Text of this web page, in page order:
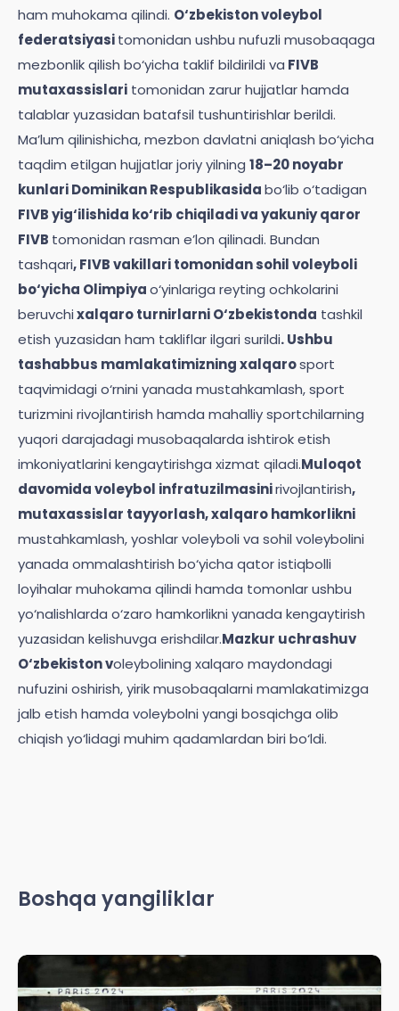
ham muhokama qilindi. O‘zbekiston voleybol
federatsiyasitomonidan ushbu nufuzli musobaqaga
mezbonlik qilish bo‘yicha taklif bildirildi va FIVB
mutaxassislari tomonidan zarur hujjatlar hamda
talablar yuzasidan batafsil tushuntirishlar berildi.
Ma’lum qilinishicha, mezbon davlatni aniqlash bo‘yicha
taqdim etilgan hujjatlar joriy yilning 18–20 noyabr
kunlari Dominikan Respublikasidabo‘lib o‘tadigan
FIVB yig‘ilishida ko‘rib chiqiladi va yakuniy qaror
FIVB tomonidan rasman e’lon qilinadi. Bundan
tashqari, FIVB vakillari tomonidan sohil voleyboli
bo‘yicha Olimpiyao‘yinlariga reyting ochkolarini
beruvchixalqaro turnirlarni O‘zbekistonda tashkil
etish yuzasidan ham takliflar ilgari surildi. Ushbu
tashabbus mamlakatimizning xalqarosport
taqvimidagi o‘rnini yanada mustahkamlash, sport
turizmini rivojlantirish hamda mahalliy sportchilarning
yuqori darajadagi musobaqalarda ishtirok etish
imkoniyatlarini kengaytirishga xizmat qiladi.Muloqot
davomida voleybol infratuzilmasinirivojlantirish,
mutaxassislar tayyorlash, xalqaro hamkorlikni
mustahkamlash, yoshlar voleyboli va sohil voleybolini
yanada ommalashtirish bo‘yicha qator istiqbolli
loyihalar muhokama qilindi hamda tomonlar ushbu
yo‘nalishlarda o‘zaro hamkorlikni yanada kengaytirish
yuzasidan kelishuvga erishdilar.Mazkur uchrashuv
O‘zbekiston voleybolining xalqaro maydondagi
nufuzini oshirish, yirik musobaqalarni mamlakatimizga
jalb etish hamda voleybolni yangi bosqichga olib
chiqish yo‘lidagi muhim qadamlardan biri bo‘ldi.
Boshqa yangiliklar